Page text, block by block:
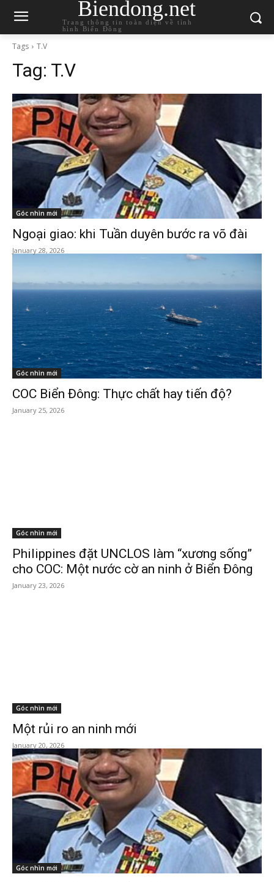
Biendong.net
Trang thông tin toàn diện về tình
hình Biển Đông
Tags T.V
Tag: T.V
Góc nhìn mới
Ngoại giao: khi Tuần duyên bước ra võ đài
January 28, 2026
Góc nhìn mới
COC Biển Đông: Thực chất hay tiến độ?
January 25, 2026
Góc nhìn mới
Philippines đặt UNCLOS làm “xương sống”
cho COC: Một nước cờ an ninh ở Biển Đông
January 23, 2026
Góc nhìn mới
Một rủi ro an ninh mới
January 20, 2026
Góc nhìn mới